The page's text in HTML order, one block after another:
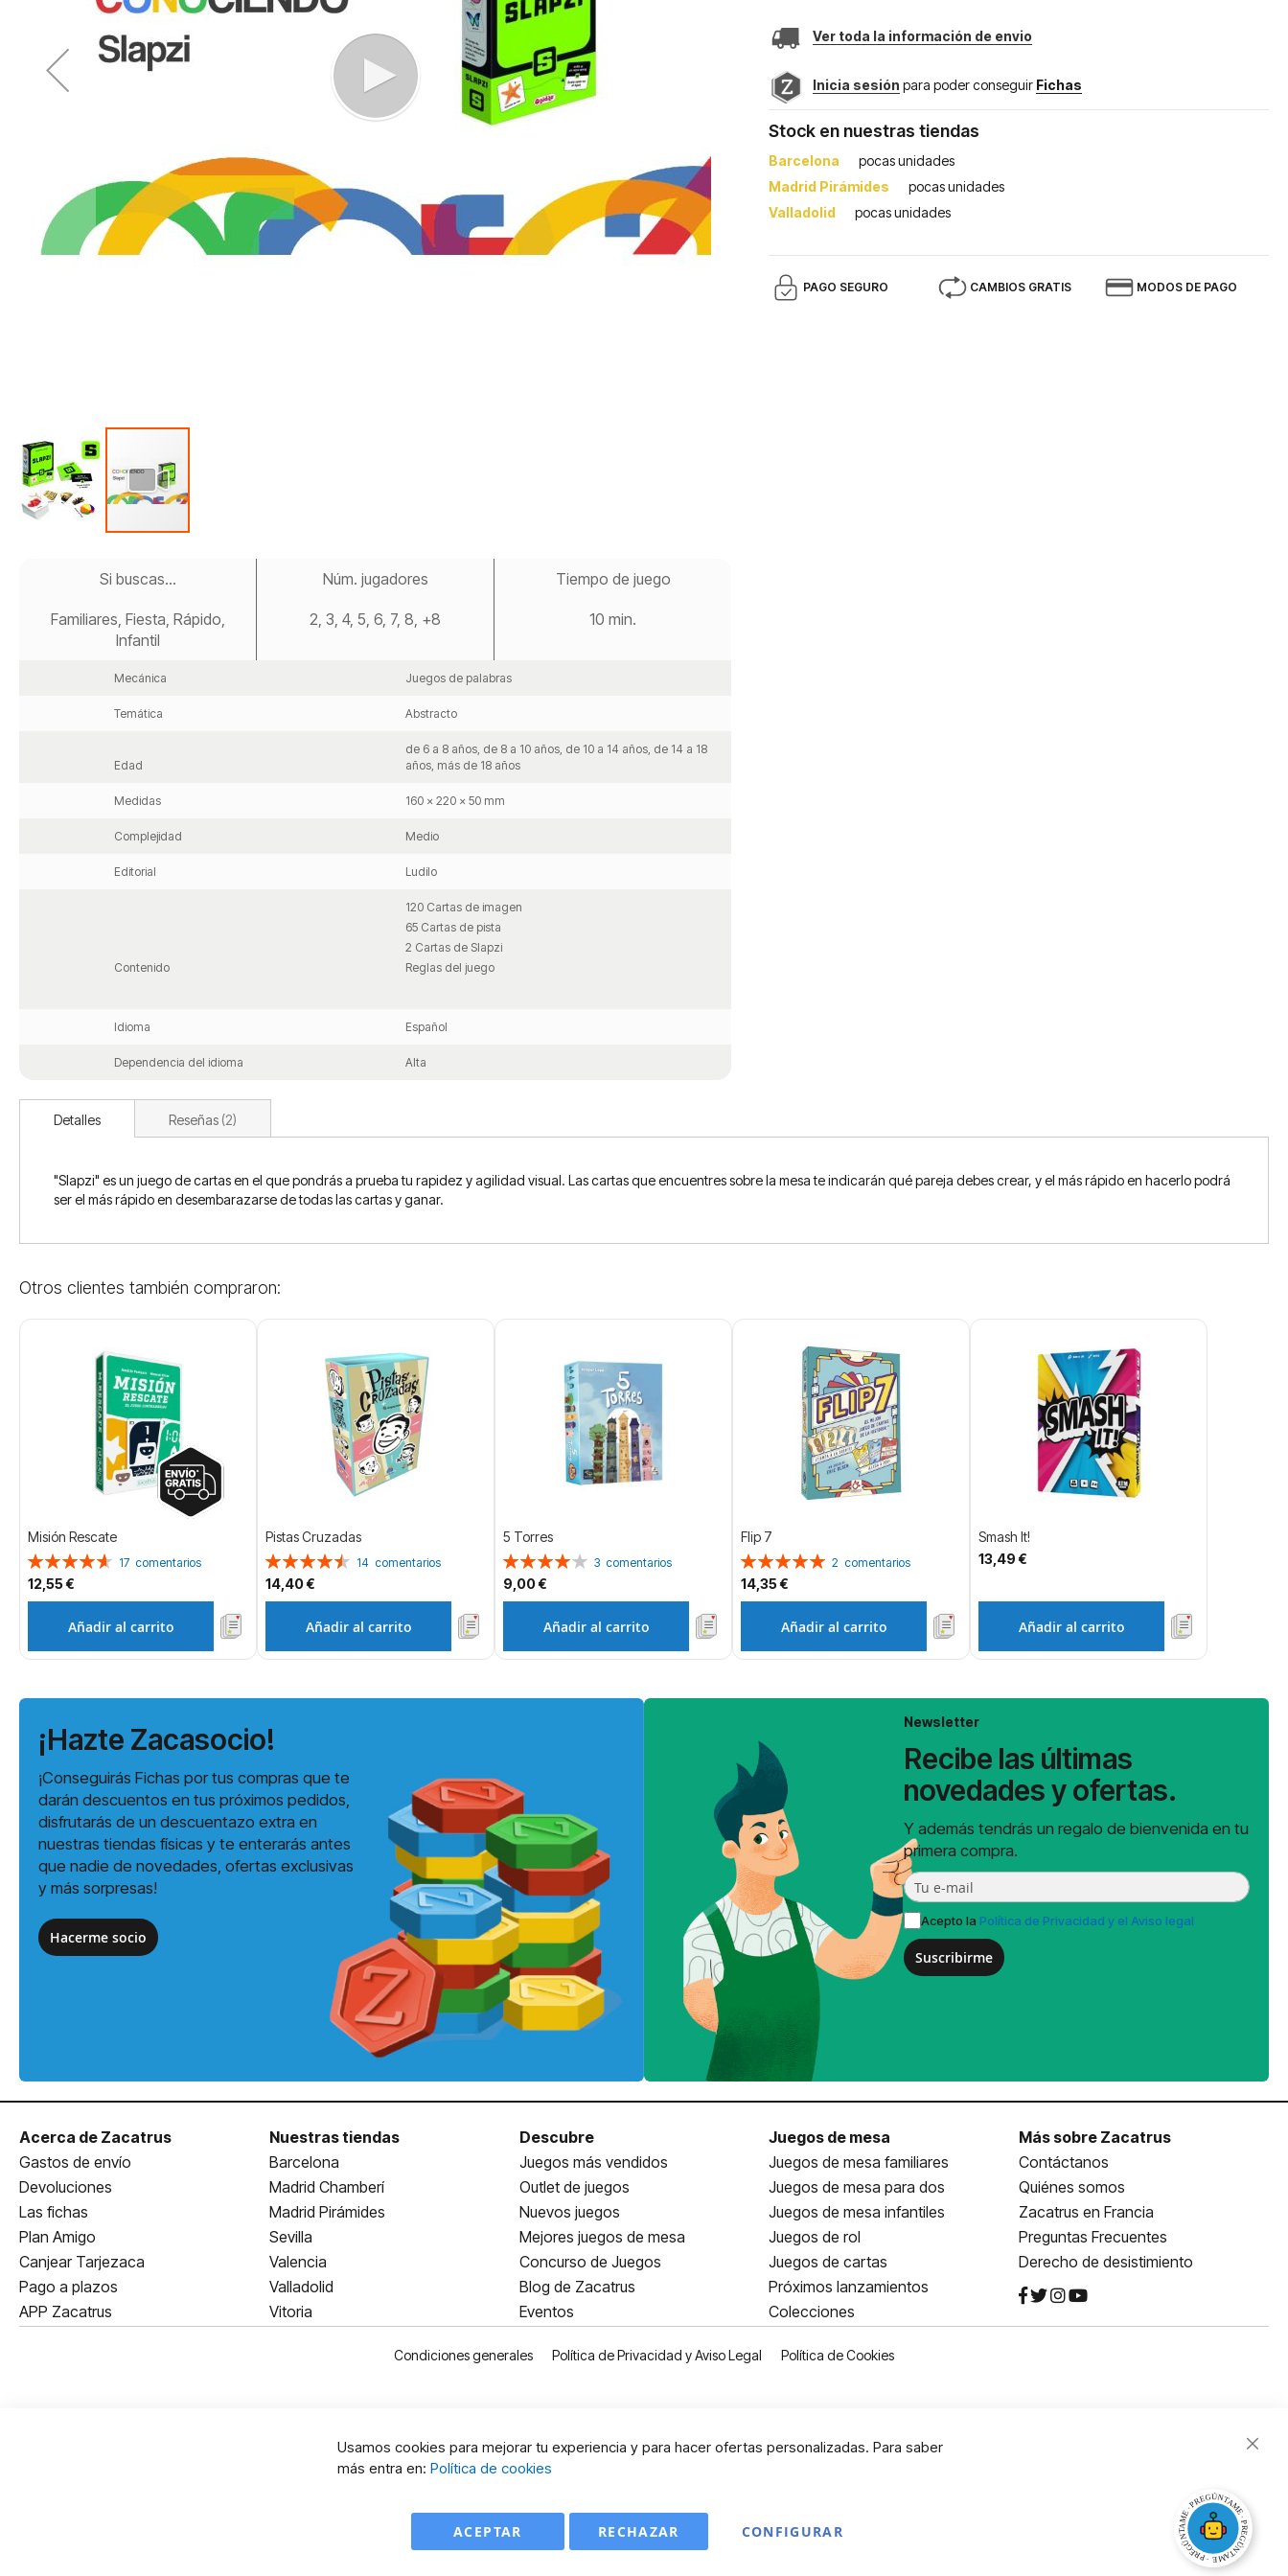
Ver toda la información de envio
Inicia sesión para poder conseguir Fichas
Stock en nuestras tiendas
Barcelona
pocas unidades
Madrid Pirámides
pocas unidades
Valladolid
pocas unidades
PAGO SEGURO CAMBIOS GRATIS MODOS DE PAGO
Si buscas...
Familiares, Fiesta, Rápido,
Infantil
Núm. jugadores
2, 3, 4, 5, 6, 7, 8, +8
Tiempo de juego
10 min.
Mecánica Juegos de palabras
Temática Abstracto
Edad
de 6 a 8 años, de 8 a 10 años, de 10 a 14 años, de 14 a 18
años, más de 18 años
Medidas 160 x 220 x 50 mm
Complejidad Medio
Editorial Ludilo
Contenido
120 Cartas de imagen
65 Cartas de pista
2 Cartas de Slapzi
Reglas del juego
Idioma Español
Dependencia del idioma Alta
Detalles
"Slapzi" es un juego de cartas en el que pondrás a prueba tu rapidez y agilidad visual. Las cartas que encuentres sobre la mesa te indicarán qué pareja debes crear, y el más rápido en hacerlo podrá
ser el más rápido en desembarazarse de todas las cartas y ganar.
Reseñas 2
Otros clientes también compraron:
Misión Rescate
Valoración:
93%
17 comentarios
12,55 €
Añadir al carrito
Pistas Cruzadas
Valoración:
91%
14 comentarios
14,40 €
Añadir al carrito
5 Torres
Valoración:
80%
3 comentarios
9,00 €
Añadir al carrito
Flip 7
Valoración:
100%
2 comentarios
14,35 €
Añadir al carrito
Smash It!
13,49 €
Añadir al carrito
¡Hazte Zacasocio!
¡Conseguirás Fichas por tus compras que te
darán descuentos en tus próximos pedidos,
disfrutarás de un descuentazo extra en
nuestras tiendas físicas y te enterarás antes
que nadie de novedades, ofertas exclusivas
y más sorpresas!
Hacerme socio
Newsletter
Recibe las últimas
novedades y ofertas.
Y además tendrás un regalo de bienvenida en tu
primera compra.
Acepto la Política de Privacidad y el Aviso legal
Suscribirme
Acerca de Zacatrus
Gastos de envío
Devoluciones
Las fichas
Plan Amigo
Canjear Tarjezaca
Pago a plazos
APP Zacatrus
Nuestras tiendas
Barcelona
Madrid Chamberí
Madrid Pirámides
Sevilla
Valencia
Valladolid
Vitoria
Descubre
Juegos más vendidos
Outlet de juegos
Nuevos juegos
Mejores juegos de mesa
Concurso de Juegos
Blog de Zacatrus
Eventos
Juegos de mesa
Juegos de mesa familiares
Juegos de mesa para dos
Juegos de mesa infantiles
Juegos de rol
Juegos de cartas
Próximos lanzamientos
Colecciones
Más sobre Zacatrus
Contáctanos
Quiénes somos
Zacatrus en Francia
Preguntas Frecuentes
Derecho de desistimiento
Condiciones generales Política de Privacidad y Aviso Legal Política de Cookies
Usamos cookies para mejorar tu experiencia y para hacer ofertas personalizadas. Para saber
más entra en: Política de cookies
ACEPTAR CONFIGURAR
RECHAZAR